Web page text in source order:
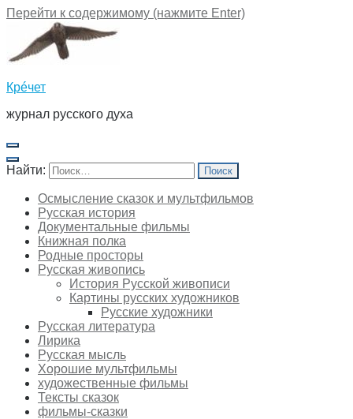
Перейти к содержимому (нажмите Enter)
Крéчет
журнал русского духа
Найти:
Осмысление сказок и мультфильмов
Русская история
Документальные фильмы
Книжная полка
Родные просторы
Русская живопись
История Русской живописи
Картины русских художников
Русские художники
Русская литература
Лирика
Русская мысль
Хорошие мультфильмы
художественные фильмы
Тексты сказок
фильмы-сказки